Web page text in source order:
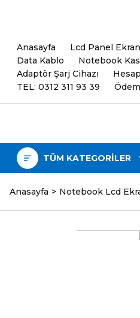
Anasayfa Lcd Panel Ekran
Data Kablo
Notebook
Adaptör Şarj Cihazı
TEL: 0312 311 93 39
TÜM KATEGORİLER
Anasayfa Notebook Lcd